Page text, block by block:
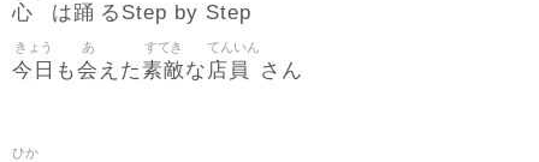
心 は踊 るStep by Step
今日
きょう
も会
あ
えた素敵
すてき
な 店員
てんいん
さん
ひか